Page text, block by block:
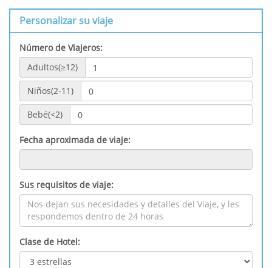
Personalizar su viaje
Número de Viajeros:
Adultos(≥12)
Niños(2-11)
Bebé(<2)
Fecha aproximada de viaje:
Sus requisitos de viaje:
Clase de Hotel: